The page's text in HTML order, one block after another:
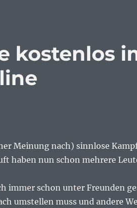
kostenlos
Meinung nach) sinnlose
haben nun schon mehrere
immer schon unter Freunden
umstellen muss und andere